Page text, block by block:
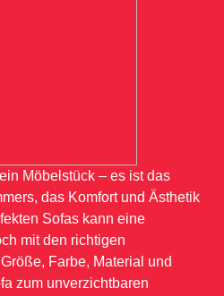
Möbelstück – es ist das
das Komfort und Ästhetik
Sofas kann eine
mit den richtigen
Farbe, Material und
zum unverzichtbaren